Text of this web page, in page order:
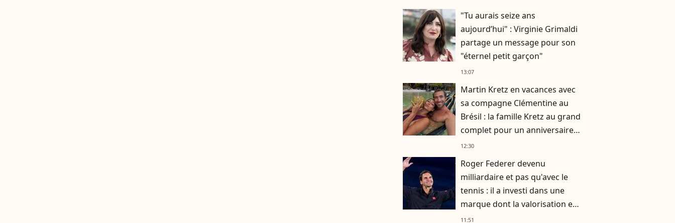
"Tu aurais seize ans
aujourd’hui" : Virginie Grimaldi
partage un message pour son
"éternel petit garçon"
13:07
Martin Kretz en vacances avec
sa compagne Clémentine au
Brésil : la famille Kretz au grand
complet pour un anniversaire
très particulier
12:30
Roger Federer devenu
milliardaire et pas qu'avec le
tennis : il a investi dans une
marque dont la valorisation est
exponentielle
11:51